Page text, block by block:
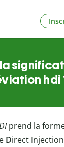
hdi
prend la
Direct Injection